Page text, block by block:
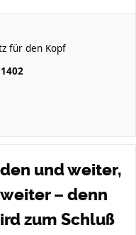
für den Kopf
1402
und weiter,
– denn
zum Schluß